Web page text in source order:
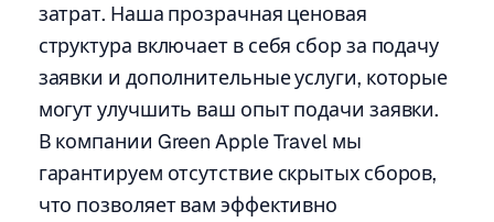
затрат. Наша прозрачная ценовая
структура включает в себя сбор за подачу
заявки и дополнительные услуги, которые
могут улучшить ваш опыт подачи заявки.
В компании Green Apple Travel мы
гарантируем отсутствие скрытых сборов,
что позволяет вам эффективно